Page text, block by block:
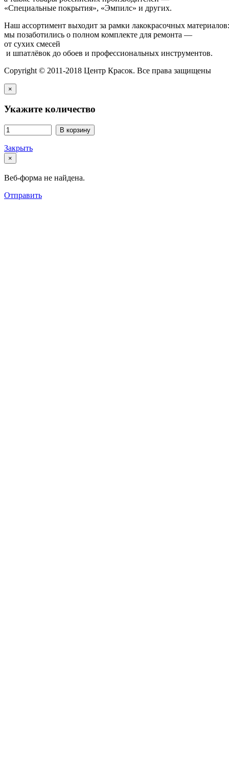
«Специальные покрытия», «Эмпилс» и других.
Наш ассортимент выходит за рамки лакокрасочных
мы позаботились о полном комплекте для ремонта —
от сухих смесей
и шпатлёвок до обоев и профессиональных инструментов.
Copyright © 2011-2018 Центр Красок. Все права защищены
×
Укажите количество
В корзину
Закрыть
×
Веб-форма не найдена.
Отправить